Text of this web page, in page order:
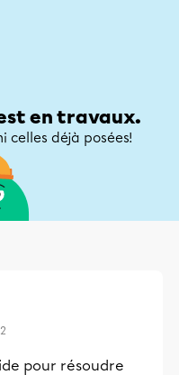
en travaux.
celles déjà posées!
pour résoudre